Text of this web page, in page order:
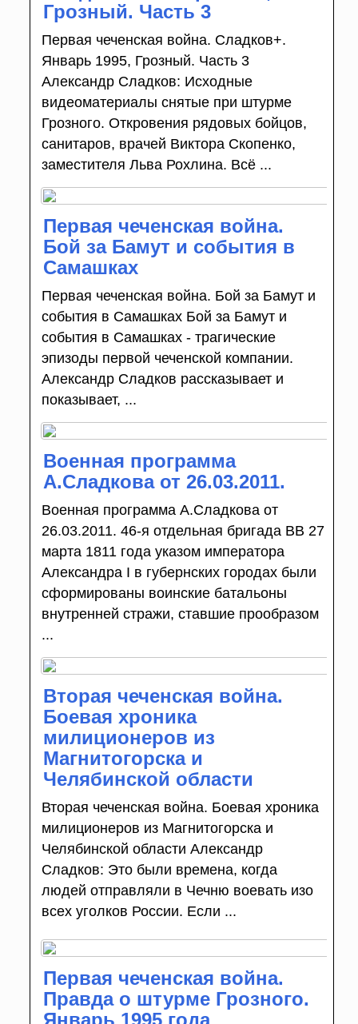
Грозный. Часть 3
Первая чеченская война. Сладков+.
Январь 1995, Грозный. Часть 3
Александр Сладков: Исходные
видеоматериалы снятые при штурме
Грозного. Откровения рядовых бойцов,
санитаров, врачей Виктора Скопенко,
заместителя Льва Рохлина. Всё ...
Первая чеченская война.
Бой за Бамут и события в
Самашках
Первая чеченская война. Бой за Бамут и
события в Самашках Бой за Бамут и
события в Самашках - трагические
эпизоды первой чеченской компании.
Александр Сладков рассказывает и
показывает, ...
Военная программа
А.Сладкова от 26.03.2011.
Военная программа А.Сладкова от
26.03.2011. 46-я отдельная бригада ВВ 27
марта 1811 года указом императора
Александра I в губернских городах были
сформированы воинские батальоны
внутренней стражи, ставшие прообразом
...
Вторая чеченская война.
Боевая хроника
милиционеров из
Магнитогорска и
Челябинской области
Вторая чеченская война. Боевая хроника
милиционеров из Магнитогорска и
Челябинской области Александр
Сладков: Это были времена, когда
людей отправляли в Чечню воевать изо
всех уголков России. Если ...
Первая чеченская война.
Правда о штурме Грозного.
Январь 1995 года